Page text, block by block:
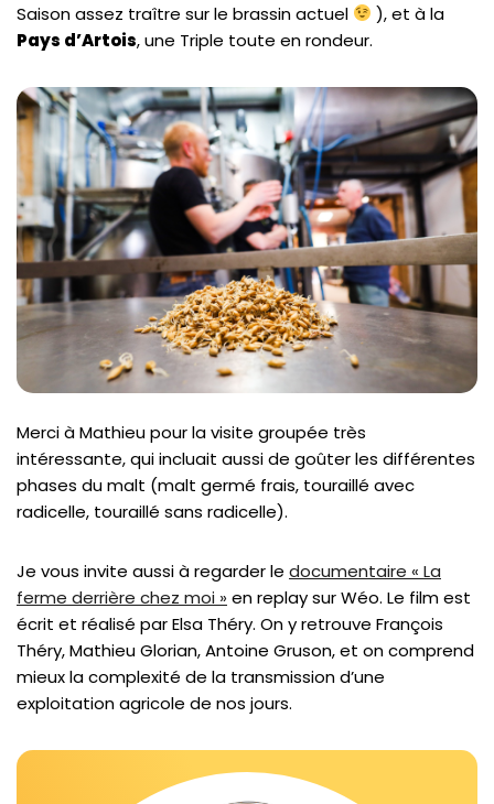
Saison assez traître sur le brassin actuel
), et à la
Pays d’Artois, une Triple toute en rondeur.
Merci à Mathieu pour la visite groupée très
intéressante, qui incluait aussi de goûter les différentes
phases du malt (malt germé frais, touraillé avec
radicelle, touraillé sans radicelle).
Je vous invite aussi à regarder le documentaire « La
ferme derrière chez moi » en replay sur Wéo. Le film est
écrit et réalisé par Elsa Théry. On y retrouve François
Théry, Mathieu Glorian, Antoine Gruson, et on comprend
mieux la complexité de la transmission d’une
exploitation agricole de nos jours.